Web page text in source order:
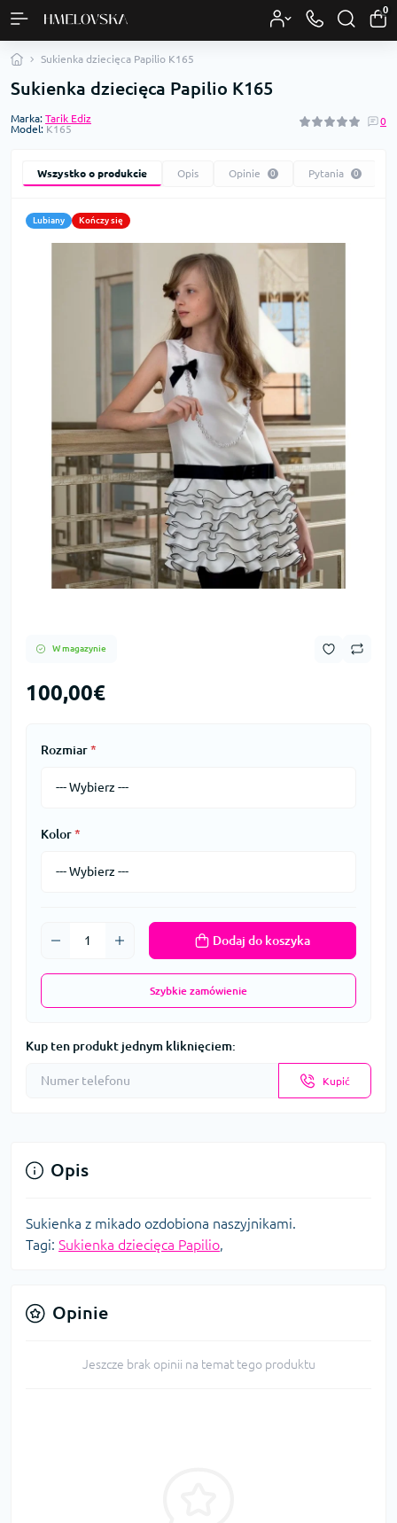
0
Sukienka dziecięca Papilio K165
Sukienka dziecięca Papilio K165
Marka: Tarik Ediz
Model: K165
0
Wszystko o produkcie Opis Opinie 0 Pytania 0
Lubiany Kończy się
W magazynie
100,00€
Rozmiar*
Kolor*
Dodaj do koszyka
Szybkie zamówienie
Kup ten produkt jednym kliknięciem:
Kupić
Opis
Sukienka z mikado ozdobiona naszyjnikami.
Tagi: Sukienka dziecięca Papilio,
Opinie
Jeszcze brak opinii na temat tego produktu